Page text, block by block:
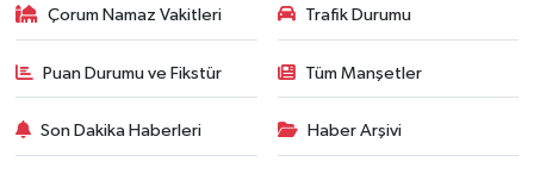
Çorum Namaz Vakitleri Trafik Durumu
Puan Durumu ve Fikstür Tüm Manşetler
Son Dakika Haberleri Haber Arşivi